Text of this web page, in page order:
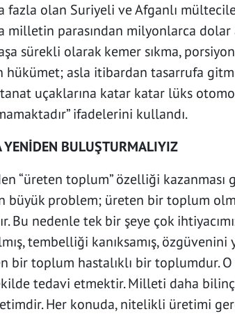
fazla olan Suriyeli ve Afganlı
milletin parasından milyonlarca dolar
sürekli olarak kemer sıkma,
hükümet; asla itibardan tasarrufa
uçaklarına katar katar lüks
ifadelerini kullandı.
YENİDEN BULUŞTURMALIYIZ
“üreten toplum” özelliği
büyük problem; üreten bir toplum
Bu nedenle tek bir şeye çok
tembelliği kanıksamış,
bir toplum hastalıklı bir toplumdur.
tedavi etmektir. Milleti daha
Her konuda, nitelikli üretimi